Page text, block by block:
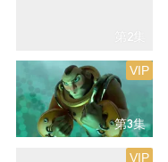
第2集
第3集
VIP
VIP